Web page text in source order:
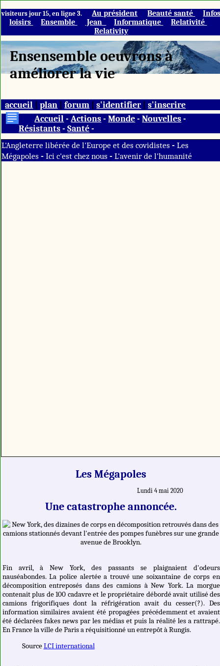
visiteurs jour 15, en ligne 3. Au président Beauté santé
loisirs
Ensemble Jean Informatique
Relativité
Relativity
Ensensemble oeuvrons à
améliorer la vie
accueil |plan |forum |s'identifier |s'inscrire
Accueil -Actions -Monde -Nouvelles -
Résistants -Santé -
L'Angleterre libérée de l'Europe et des covidistes-Les
Mégapoles-Ici c'est chez nous-L'avenir de l'humanité
Les Mégapoles
Lundi 4 mai 2020
Une catastrophe annoncée.
Fin avril, à New York, des passants se plaignaient d'odeurs
nauséabondes. La police alertée a trouvé une soixantaine de corps en
décomposition entreposés dans des camions à New York. La morgue
contenait plus de 100 cadavre et le propriétaire débordé avait utilisé des
camions frigorifiques dont la réfrigération avait du cesser(?). Des
information similaires avaient été propagées précédemment et avaient
été déclarées fakes news par les médias et puis la réalité les a rattrapé.
En France la ville de Paris a réquisitionné un entrepôt à Rungis.
SourceLCI international